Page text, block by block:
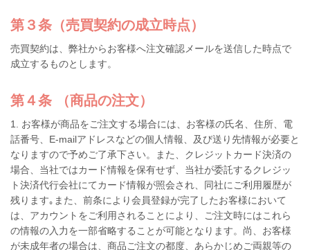
第３条（売買契約の成立時点）
売買契約は、弊社からお客様へ注文確認メールを送信した時点で
成立するものとします。
第４条 （商品の注文）
1. お客様が商品をご注文する場合には、お客様の氏名、住所、電
話番号、E-mailアドレスなどの個人情報、及び送り先情報が必要と
なりますので予めご了承下さい。また、クレジットカード決済の
場合、当社ではカード情報を保有せず、当社が委託するクレジッ
ト決済代行会社にてカード情報が照会され、同社にご利用履歴が
残ります｡また、前条により会員登録が完了したお客様において
は、アカウントをご利用されることにより、ご注文時にはこれら
の情報の入力を一部省略することが可能となります。尚、お客様
が未成年者の場合は、商品ご注文の都度、あらかじめご両親等の